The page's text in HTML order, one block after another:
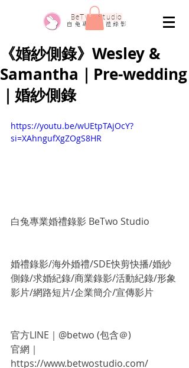
​BeTwo Studio
​白 兔 專 業 婚 禮 錄 影
《婚紗側錄》Wesley &
Samantha｜Pre-wedding
｜婚紗側錄
https://youtu.be/wUEtpTAjOcY?
si=XAhngufXgZOgS8HR
白兔專業婚禮錄影 BeTwo Studio
婚禮錄影/海外婚禮/SDE快剪快播/婚紗
側錄/求婚紀錄/商業錄影/活動紀錄/形象
影片/網路短片/企業簡介/宣傳影片
官方LINE｜@betwo (包含＠)
官網｜
https://www.betwostudio.com/